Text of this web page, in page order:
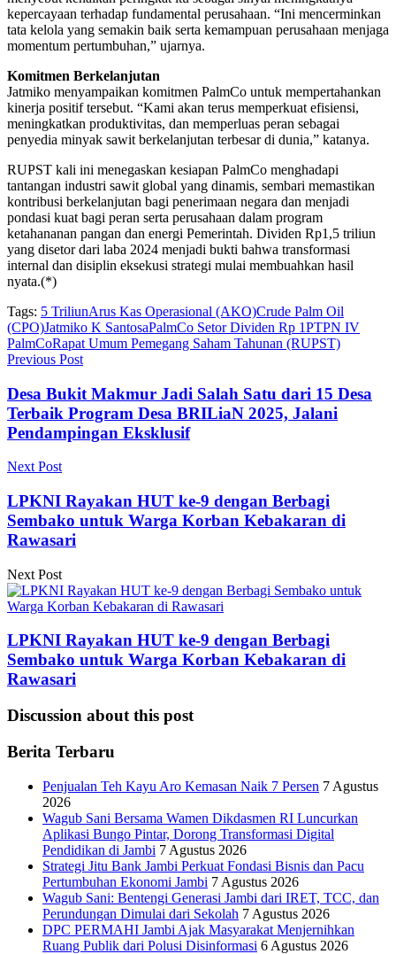
kepercayaan terhadap fundamental perusahaan. “Ini mencerminkan
tata kelola yang semakin baik serta kemampuan perusahaan menjaga
momentum pertumbuhan,” ujarnya.
Komitmen Berkelanjutan
Jatmiko menyampaikan komitmen PalmCo untuk mempertahankan
kinerja positif tersebut. “Kami akan terus memperkuat efisiensi,
meningkatkan produktivitas, dan memperluas peran sebagai
penyedia minyak sawit berkelanjutan terbesar di dunia,” katanya.
RUPST kali ini menegaskan kesiapan PalmCo menghadapi
tantangan industri sawit global yang dinamis, sembari memastikan
kontribusi berkelanjutan bagi penerimaan negara dan menjadi
pondasi kuat bagi peran serta perusahaan dalam program
ketahananan pangan dan energi Pemerintah. Dividen Rp1,5 triliun
yang disetor dari laba 2024 menjadi bukti bahwa transformasi
internal dan disiplin eksekusi strategi mulai membuahkan hasil
nyata.(*)
Tags: 5 TriliunArus Kas Operasional (AKO)Crude Palm Oil
(CPO)Jatmiko K SantosaPalmCo Setor Dividen Rp 1PTPN IV
PalmCoRapat Umum Pemegang Saham Tahunan (RUPST)
Previous Post
Desa Bukit Makmur Jadi Salah Satu dari 15 Desa
Terbaik Program Desa BRILiaN 2025, Jalani
Pendampingan Eksklusif
Next Post
LPKNI Rayakan HUT ke-9 dengan Berbagi
Sembako untuk Warga Korban Kebakaran di
Rawasari
Next Post
LPKNI Rayakan HUT ke-9 dengan Berbagi
Sembako untuk Warga Korban Kebakaran di
Rawasari
Discussion about this post
Berita Terbaru
Penjualan Teh Kayu Aro Kemasan Naik 7 Persen 7 Agustus
2026
Wagub Sani Bersama Wamen Dikdasmen RI Luncurkan
Aplikasi Bungo Pintar, Dorong Transformasi Digital
Pendidikan di Jambi 7 Agustus 2026
Strategi Jitu Bank Jambi Perkuat Fondasi Bisnis dan Pacu
Pertumbuhan Ekonomi Jambi 7 Agustus 2026
Wagub Sani: Bentengi Generasi Jambi dari IRET, TCC, dan
Perundungan Dimulai dari Sekolah 7 Agustus 2026
DPC PERMAHI Jambi Ajak Masyarakat Menjernihkan
Ruang Publik dari Polusi Disinformasi 6 Agustus 2026